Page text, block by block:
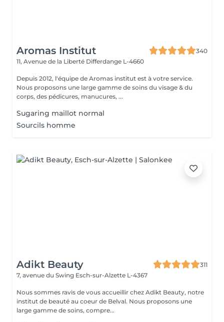
Aromas Institut
340
11, Avenue de la Liberté Differdange L-4660
Depuis 2012, l'équipe de Aromas institut est à votre service.
Nous proposons une large gamme de soins du visage & du
corps, des pédicures, manucures, ...
Sugaring maillot normal
Sourcils homme
Adikt Beauty
311
7, avenue du Swing Esch-sur-Alzette L-4367
Nous sommes ravis de vous accueillir chez Adikt Beauty, notre
institut de beauté au coeur de Belval. Nous proposons une
large gamme de soins, compre...